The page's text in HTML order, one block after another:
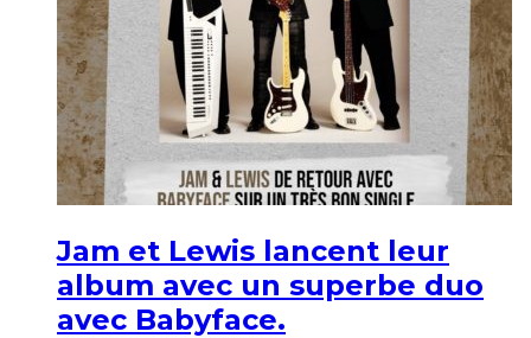
Jam et Lewis lancent leur
album avec un superbe duo
avec Babyface.